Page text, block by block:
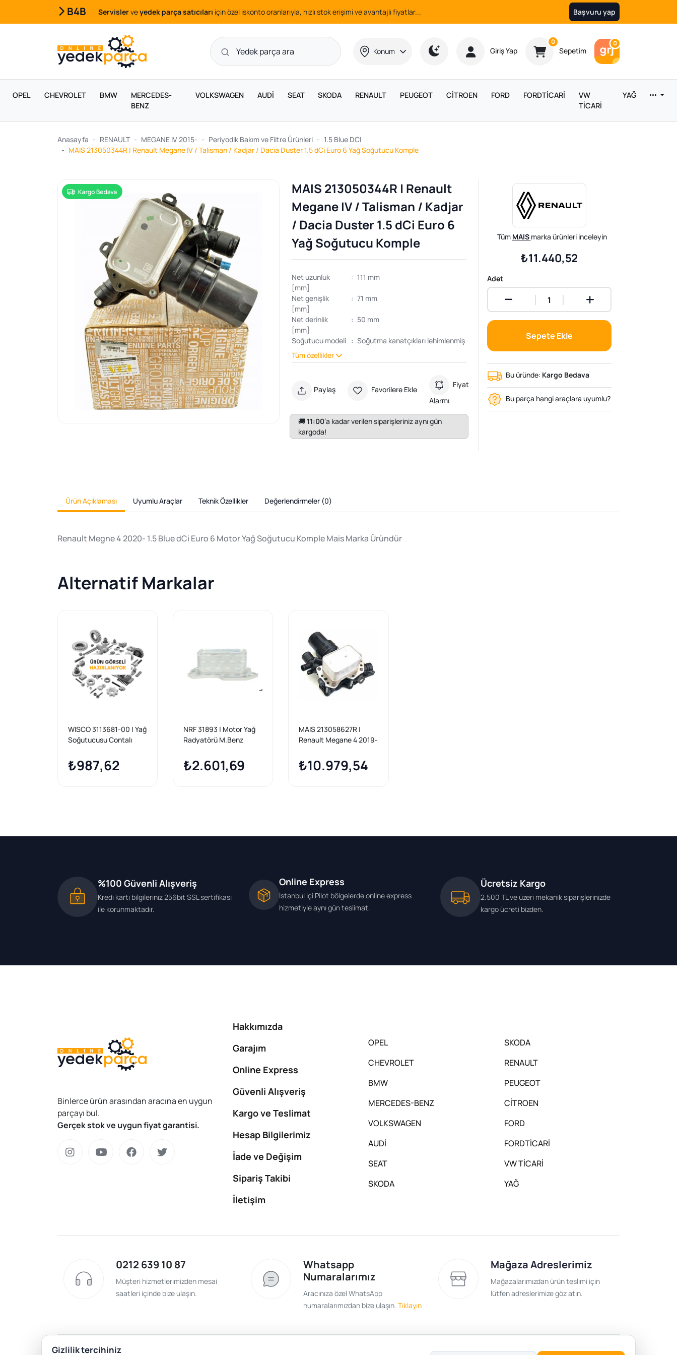
B4B Servislerveyedek parça satıcıları için özel iskonto oranlarıyla, hızlı stok erişimi ve avantajlı fiyatlar... Başvuru yap
Konum Giriş Yap
0Ürün sayısı
Sepetim
0Araç sayısı
OPEL CHEVROLET BMW
MERCEDES-
BENZ
VOLKSWAGEN AUDİ SEAT SKODA RENAULT PEUGEOT CİTROEN FORD FORDTİCARİ
VW
TİCARİ
YAĞ
Anasayfa RENAULT MEGANE IV 2015- Periyodik Bakım ve Filtre Ürünleri
1.5 Blue DCI
MAIS 213050344R | Renault Megane IV / Talisman / Kadjar / Dacia Duster 1.5 dCi Euro 6 Yağ Soğutucu Komple
MAIS 213050344R | Renault
Megane IV / Talisman / Kadjar
/ Dacia Duster 1.5 dCi Euro 6
Yağ Soğutucu Komple
Net uzunluk
[mm]
: 111 mm
Net genişlik
[mm]
: 71 mm
Net derinlik
[mm]
: 50 mm
Soğutucu modeli : Soğutma kanatçıkları lehimlenmiş
Tüm özellikler
Paylaş Favorilere Ekle
Fiyat
Alarmı
🚚11:00’a kadar verilen siparişleriniz aynı gün
kargoda!
Tüm MAIS marka ürünleri inceleyin
₺11.440,52
Adet
Sepete Ekle
Bu üründe: Kargo Bedava
Bu parça hangi araçlara uyumlu?
Ürün Açıklaması Uyumlu Araçlar Teknik Özellikler Değerlendirmeler (0)
Renault Megne 4 2020- 1.5 Blue dCi Euro 6 Motor Yağ Soğutucu Komple Mais Marka Üründür
Alternatif Markalar
WISCO 3113681-00 | Yağ
Soğutucusu Contalı
X61 13 >
₺987,62
NRF 31893 | Motor Yağ
Radyatörü M.Benz
A213058627r
₺2.601,69
MAIS 213058627R |
Renault Megane 4 2019-
Soğutucu Komple
₺10.979,54
%100 Güvenli Alışveriş
Kredi kartı bilgileriniz 256bit SSL sertifikası
ile korunmaktadır.
Online Express
İstanbul içi Pilot bölgelerde online express
hizmetiyle aynı gün teslimat.
Ücretsiz Kargo
2.500 TL ve üzeri mekanik siparişlerinizde
kargo ücreti bizden.
Binlerce ürün arasından aracına en uygun
parçayı bul.
Gerçek stok ve uygun fiyat garantisi.
Hakkımızda
Garajım
Online Express
Güvenli Alışveriş
Kargo ve Teslimat
Hesap Bilgilerimiz
İade ve Değişim
Sipariş Takibi
İletişim
OPEL
CHEVROLET
BMW
MERCEDES-BENZ
VOLKSWAGEN
AUDİ
SEAT
SKODA
SKODA
RENAULT
PEUGEOT
CİTROEN
FORD
FORDTİCARİ
VW TİCARİ
YAĞ
0212 639 10 87
Müşteri hizmetlerimizden mesai
saatleri içinde bize ulaşın.
Whatsapp
Numaralarımız
Aracınıza özel WhatsApp
numaralarımızdan bize ulaşın. Tıklayın
Mağaza Adreslerimiz
Mağazalarımızdan ürün teslimi için
lütfen adreslerimize göz atın.
Gizlilik tercihiniz